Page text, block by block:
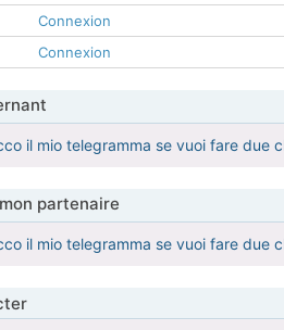
Connexion
Connexion
il mio telegramma se vuoi fare
partenaire
il mio telegramma se vuoi fare